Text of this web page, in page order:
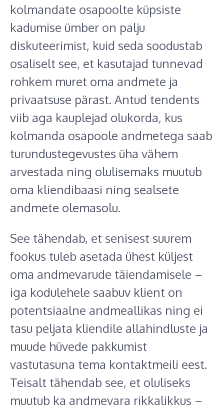
kolmandate osapoolte küpsiste
kadumise ümber on palju
diskuteerimist, kuid seda soodustab
osaliselt see, et kasutajad tunnevad
rohkem muret oma andmete ja
privaatsuse pärast. Antud tendents
viib aga kauplejad olukorda, kus
kolmanda osapoole andmetega saab
turundustegevustes üha vähem
arvestada ning olulisemaks muutub
oma kliendibaasi ning sealsete
andmete olemasolu.
See tähendab, et senisest suurem
fookus tuleb asetada ühest küljest
oma andmevarude täiendamisele –
iga kodulehele saabuv klient on
potentsiaalne andmeallikas ning ei
tasu peljata kliendile allahindluste ja
muude hüvede pakkumist
vastutasuna tema kontaktmeili eest.
Teisalt tähendab see, et oluliseks
muutub ka andmevara rikkalikkus –